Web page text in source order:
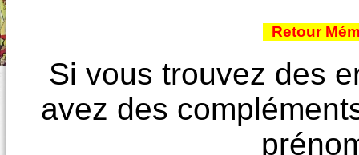
Retour
Si vous trouvez des
avez des